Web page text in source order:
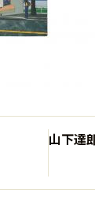
山下達